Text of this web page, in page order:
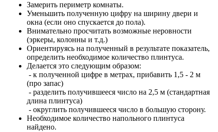
Замерить периметр комнаты.
Уменьшить полученную цифру на ширину двери и
окна (если оно спускается до пола).
Внимательно просчитать возможные неровности
(эркеры, колонны и т.д.)
Ориентируясь на полученный в результате показатель,
определить необходимое количество плинтуса.
Делается это следующим образом:
- к полученной цифре в метрах, прибавить 1,5 - 2 м
(про запас)
- разделить получившееся число на 2,5 м (стандартная
длина плинтуса)
- округлить получившееся число в большую сторону.
Необходимое количество напольного плинтуса
найдено.